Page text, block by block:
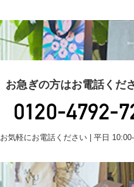
お急ぎの方はお電話くだ
お気軽にお電話ください | 平日